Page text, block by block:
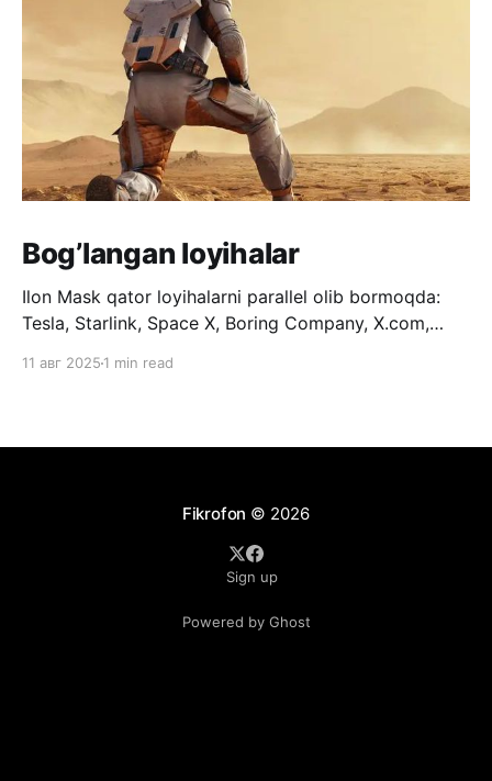
Bog’langan loyihalar
Ilon Mask qator loyihalarni parallel olib bormoqda:
Tesla, Starlink, Space X, Boring Company, X.com,
11 авг 2025 1 min read
Fikrofon © 2026
Sign up
Powered by Ghost